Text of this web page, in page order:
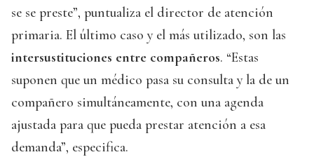
se se preste”, puntualiza el director de atención
primaria. El último caso y el más utilizado, son las
intersustituciones entre compañeros. “Estas
suponen que un médico pasa su consulta y la de un
compañero simultáneamente, con una agenda
ajustada para que pueda prestar atención a esa
demanda”, especifica.